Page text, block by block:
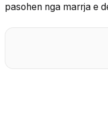
pasohen nga marrja e